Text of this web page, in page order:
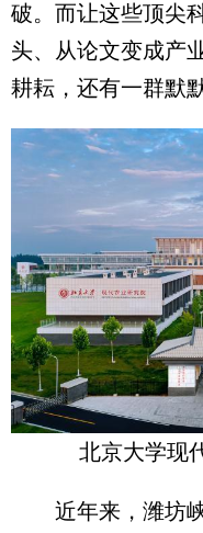
破。而让这些顶尖
头、从论文变成产
耕耘，还有一群默
北京大学现
近年来，潍坊峡